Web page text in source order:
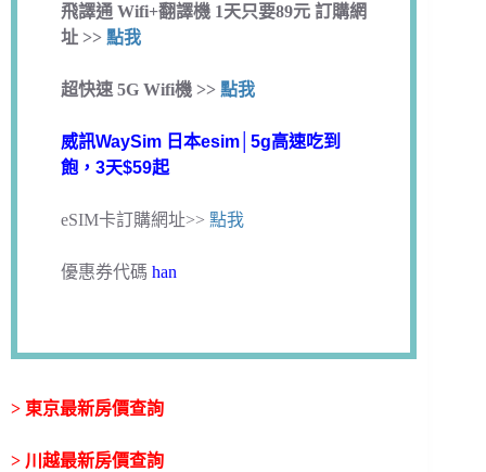
飛譯通 Wifi+翻譯機 1天只要89元 訂購網
址 >> 點我
超快速 5G Wifi機 >> 點我
威訊WaySim 日本esim│5g高速吃到
飽，3天$59起
eSIM卡訂購網址>> 點我
優惠券代碼 han
> 東京最新房價查詢
> 川越最新房價查詢